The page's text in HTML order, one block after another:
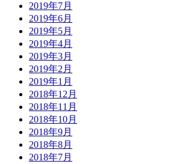
2019年7月
2019年6月
2019年5月
2019年4月
2019年3月
2019年2月
2019年1月
2018年12月
2018年11月
2018年10月
2018年9月
2018年8月
2018年7月